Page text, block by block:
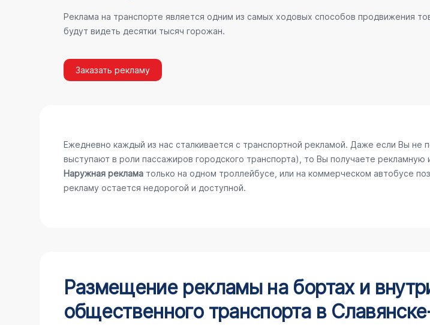
Реклама на транспорте является одним из самых ходовых способов продвижения
будут видеть десятки тысяч горожан.
Заказать рекламу
Ежедневно каждый из нас сталкивается с транспортной рекламой. Даже если Вы
выступают в роли пассажиров городского транспорта), то Вы получаете
Наружная реклама только на одном троллейбусе, или на коммерческом автобусе
рекламу остается недорогой и доступной.
Размещение рекламы на бортах и
общественного транспорта в